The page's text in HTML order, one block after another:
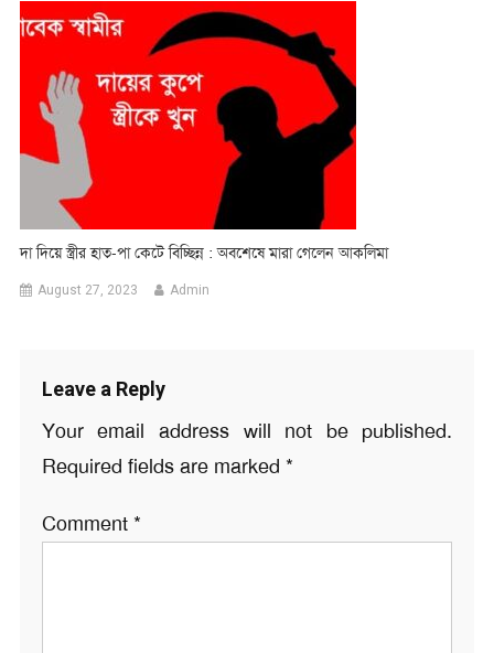
দা দিয়ে স্ত্রীর হাত-পা কেটে বিচ্ছিন্ন : অবশেষে মারা গেলেন আকলিমা
August 27, 2023 Admin
Leave a Reply
Your email address will not be published.
Required fields are marked *
Comment *